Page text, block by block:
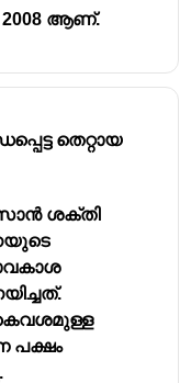
2008 ആണ്.
തെറ്റായ
ശക്തി
പക്ഷം